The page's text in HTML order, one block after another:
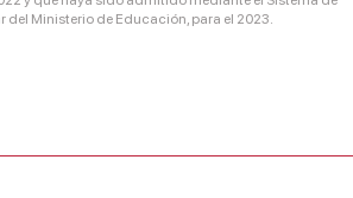
del Ministerio de Educación, para el 2023.